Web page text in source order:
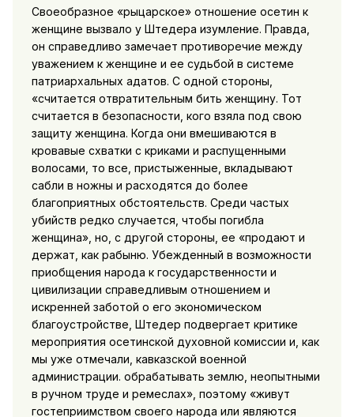
Своеобразное «рыцарское» отношение осетин к
женщине вызвало у Штедера изумление. Правда,
он справедливо замечает противоречие между
уважением к женщине и ее судьбой в системе
патриархальных адатов. С одной стороны,
«считается отвратительным бить женщину. Тот
считается в безопасности, кого взяла под свою
защиту женщина. Когда они вмешиваются в
кровавые схватки с криками и распущенными
волосами, то все, пристыженные, вкладывают
сабли в ножны и расходятся до более
благоприятных обстоятельств. Среди частых
убийств редко случается, чтобы погибла
женщина», но, с другой стороны, ее «продают и
держат, как рабыню. Убежденный в возможности
приобщения народа к государственности и
цивилизации справедливым отношением и
искренней заботой о его экономическом
благоустройстве, Штедер подвергает критике
мероприятия осетинской духовной комиссии и, как
мы уже отмечали, кавказской военной
администрации. обрабатывать землю, неопытными
в ручном труде и ремеслах», поэтому «живут
гостеприимством своего народа или являются